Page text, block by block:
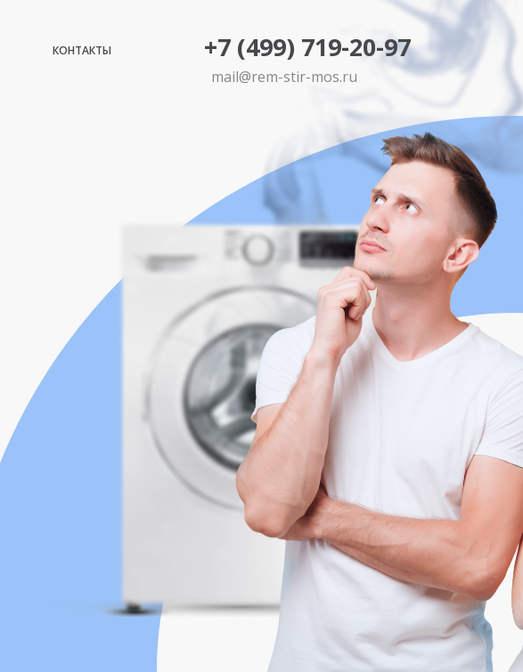
+7 (499) 719-20-97
mail@rem-stir-mos.ru
КОНТАКТЫ